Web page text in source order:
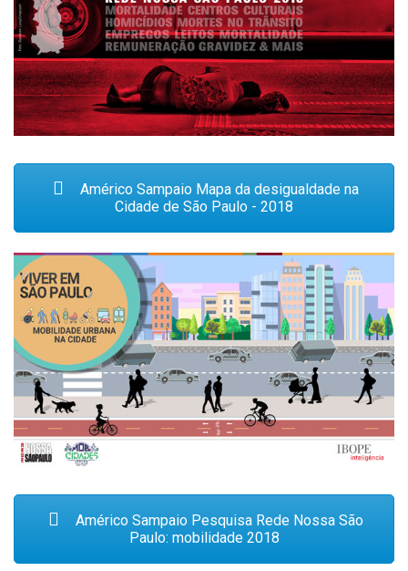
Américo Sampaio Mapa da desigualdade na
Cidade de São Paulo - 2018
Américo Sampaio Pesquisa Rede Nossa São
Paulo: mobilidade 2018